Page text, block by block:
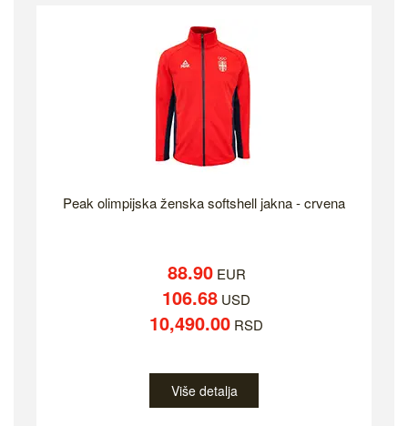
Peak olimpijska ženska softshell jakna - crvena
88.90EUR
106.68 USD
10,490.00 RSD
Više detalja